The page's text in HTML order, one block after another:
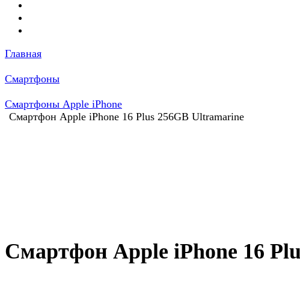
Главная
Смартфоны
Смартфоны Apple iPhone
Смартфон Apple iPhone 16 Plus 256GB Ultramarine
Смартфон Apple iPhone 16